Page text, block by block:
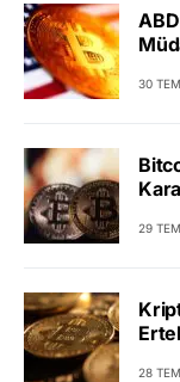
30
29
28